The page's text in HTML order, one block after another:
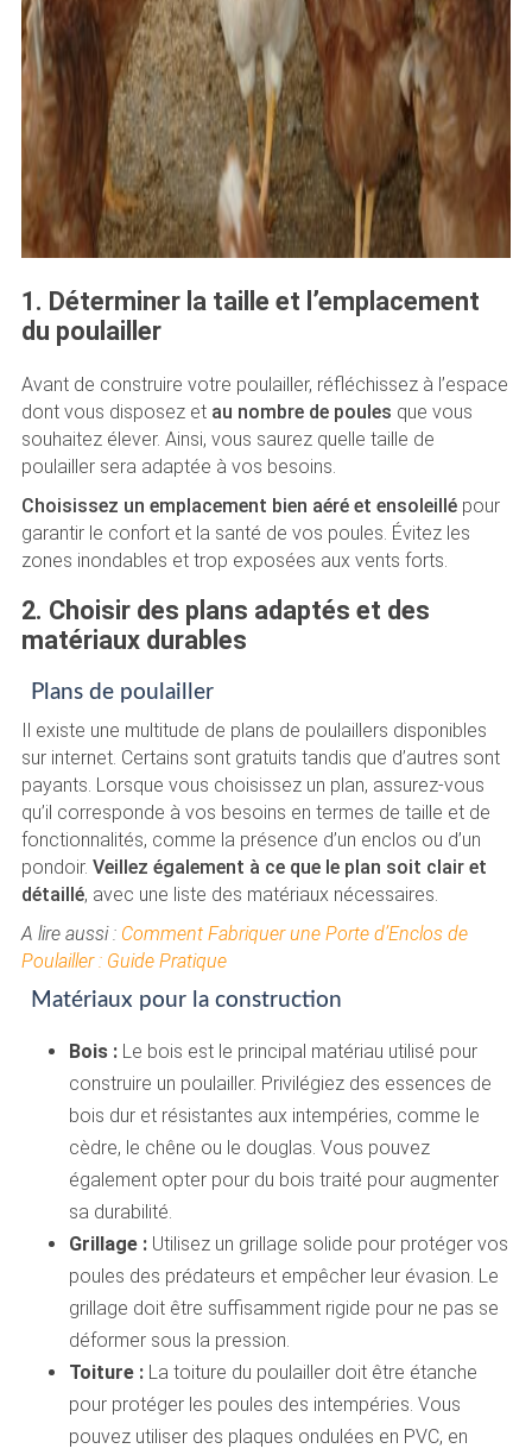
1. Déterminer la taille et l’emplacement
du poulailler
Avant de construire votre poulailler, réfléchissez à l’espace
dont vous disposez et au nombre de poules que vous
souhaitez élever. Ainsi, vous saurez quelle taille de
poulailler sera adaptée à vos besoins.
Choisissez un emplacement bien aéré et ensoleillépour
garantir le confort et la santé de vos poules. Évitez les
zones inondables et trop exposées aux vents forts.
2. Choisir des plans adaptés et des
matériaux durables
Plans de poulailler
Il existe une multitude de plans de poulaillers disponibles
sur internet. Certains sont gratuits tandis que d’autres sont
payants. Lorsque vous choisissez un plan, assurez-vous
qu’il corresponde à vos besoins en termes de taille et de
fonctionnalités, comme la présence d’un enclos ou d’un
pondoir. Veillez également à ce que le plan soit clair et
détaillé, avec une liste des matériaux nécessaires.
A lire aussi : Comment Fabriquer une Porte d’Enclos de
Poulailler : Guide Pratique
Matériaux pour la construction
Bois :Le bois est le principal matériau utilisé pour
construire un poulailler. Privilégiez des essences de
bois dur et résistantes aux intempéries, comme le
cèdre, le chêne ou le douglas. Vous pouvez
également opter pour du bois traité pour augmenter
sa durabilité.
Grillage :Utilisez un grillage solide pour protéger vos
poules des prédateurs et empêcher leur évasion. Le
grillage doit être suffisamment rigide pour ne pas se
déformer sous la pression.
Toiture :La toiture du poulailler doit être étanche
pour protéger les poules des intempéries. Vous
pouvez utiliser des plaques ondulées en PVC, en